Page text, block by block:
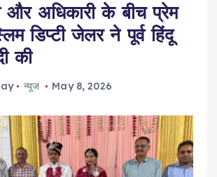
अधिकारी के बीच प्रेम
डिप्टी जेलर ने पूर्व हिंदू
की
न्यूज May 8, 2026